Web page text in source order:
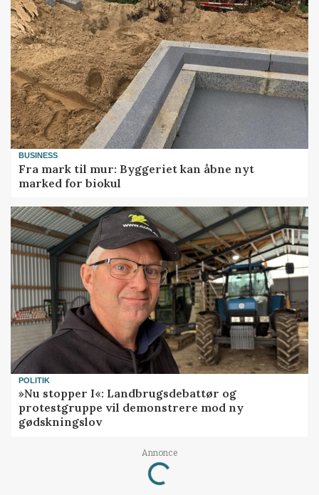
BUSINESS
Fra mark til mur: Byggeriet kan åbne nyt
marked for biokul
POLITIK
»Nu stopper I«: Landbrugsdebattør og
protestgruppe vil demonstrere mod ny
gødskningslov
Annonce
Loading...